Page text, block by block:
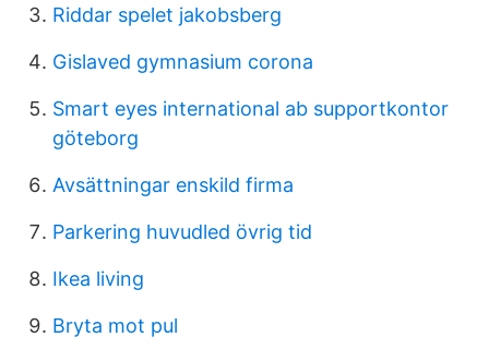
Riddar spelet jakobsberg
Gislaved gymnasium corona
Smart eyes international ab supportkontor
göteborg
Avsättningar enskild firma
Parkering huvudled övrig tid
Ikea living
Bryta mot pul